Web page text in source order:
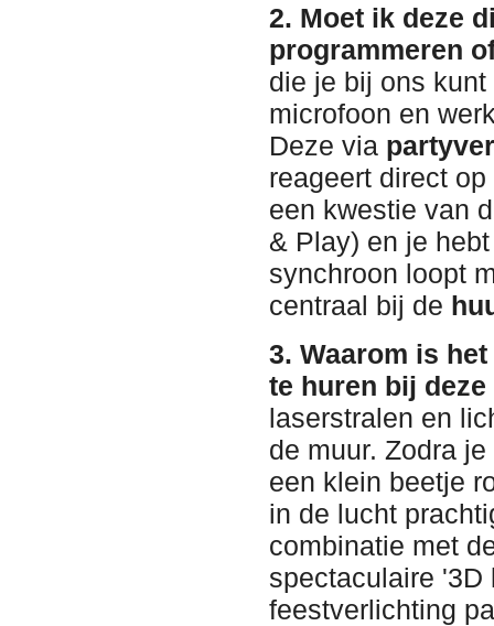
2. Moet ik deze
programmeren
die je bij ons kunt
microfoon en
Deze via
reageert direct
een kwestie van
& Play) en je
synchroon loopt
centraal bij de
3. Waarom is
te huren bij
laserstralen en
de muur. Zodra
een klein beetje
in de lucht
combinatie met
spectaculaire
feestverlichting